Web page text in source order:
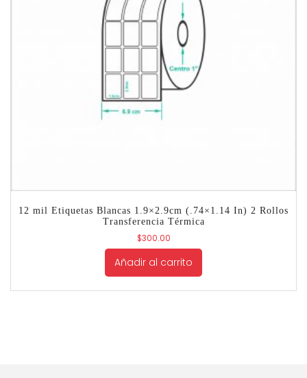
12 mil Etiquetas Blancas 1.9×2.9cm (.74×1.14 In) 2 Rollos
Transferencia Térmica
$300.00
Añadir al carrito